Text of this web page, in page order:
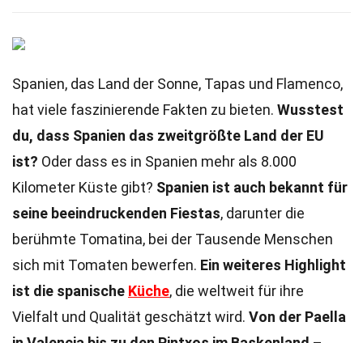
Spanien, das Land der Sonne, Tapas und Flamenco,
hat viele faszinierende Fakten zu bieten. Wusstest
du, dass Spanien das zweitgrößte Land der EU
ist? Oder dass es in Spanien mehr als 8.000
Kilometer Küste gibt? Spanien ist auch bekannt für
seine beeindruckenden Fiestas, darunter die
berühmte Tomatina, bei der Tausende Menschen
sich mit Tomaten bewerfen. Ein weiteres Highlight
ist die spanische Küche, die weltweit für ihre
Vielfalt und Qualität geschätzt wird. Von der Paella